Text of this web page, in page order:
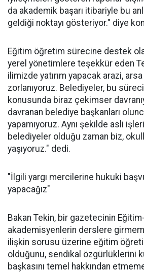
da akademik başarı itibariyle bu
geldiği noktayı gösteriyor." diye
Eğitim öğretim sürecine destek
yerel yönetimlere teşekkür eden
ilimizde yatırım yapacak arazi,
zorlanıyoruz. Belediyeler, bu
konusunda biraz çekimser
davranan belediye başkanları
yapamıyoruz. Aynı şekilde asli
belediyeler olduğu zaman biz,
yaşıyoruz." dedi.
"İlgili yargı mercilerine hukuki
yapacağız"
Bakan Tekin, bir gazetecinin
akademisyenlerin derslere
ilişkin sorusu üzerine eğitim
olduğunu, sendikal özgürlüklerini
başkasını temel hakkından